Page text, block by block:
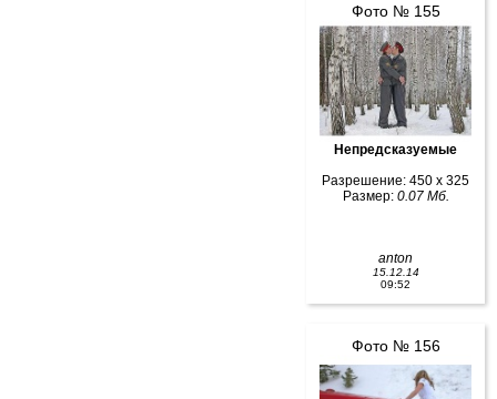
Фото № 155
Непредсказуемые
Разрешение: 450 x 325
Размер: 0.07 Мб.
anton
15.12.14
09:52
Фото № 156